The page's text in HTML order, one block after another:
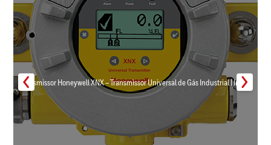
Transmissor Honeywell XNX – Transmissor Universal de Gás Industrial | Inmar